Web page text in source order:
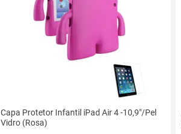
Capa Protetor Infantil iPad Air 4 -10,9"/Pel
Vidro (Rosa)